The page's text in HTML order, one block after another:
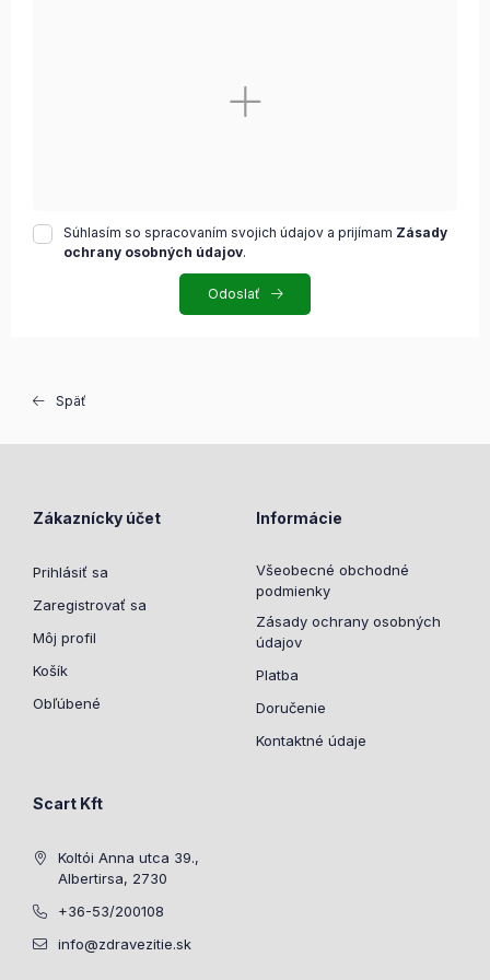
Súhlasím so spracovaním svojich údajov a prijímam Zásady
ochrany osobných údajov.
Odoslať
Späť
Zákaznícky účet
Prihlásiť sa
Zaregistrovať sa
Môj profil
Košík
Obľúbené
Informácie
Všeobecné obchodné
podmienky
Zásady ochrany osobných
údajov
Platba
Doručenie
Kontaktné údaje
Scart Kft
Koltói Anna utca 39.,
Albertirsa, 2730
+36-53/200108
info@zdravezitie.sk